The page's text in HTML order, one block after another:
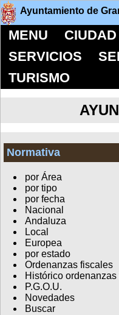
Ayuntamiento de
MENU CIUDAD
SERVICIOS
TURISMO
Normativa
por Área
por tipo
por fecha
Nacional
Andaluza
Local
Europea
por estado
Ordenanzas fiscales
Histórico
P.G.O.U.
Novedades
Buscar